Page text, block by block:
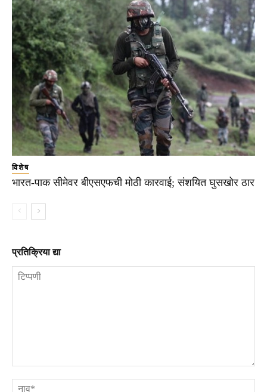
विशेष
भारत-पाक सीमेवर बीएसएफची मोठी कारवाई; संशयित घुसखोर ठार
प्रतिक्रिया द्या